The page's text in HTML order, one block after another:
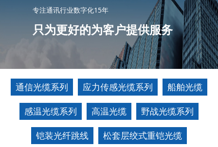
专注通讯行业数字化15年
只为更好的为客户提供服务
通信光缆系列 应力传感光缆系列 船舶光缆
感温光缆系列 高温光缆 野战光缆系列
铠装光纤跳线 松套层绞式重铠光缆